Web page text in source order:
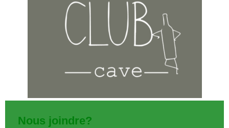
Nous joindre?